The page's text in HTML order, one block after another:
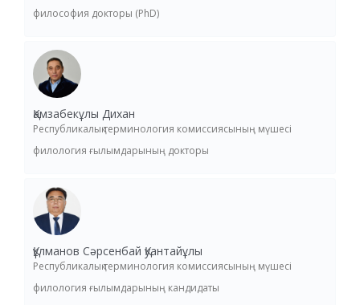
философия докторы (PhD)
Қамзабекұлы Дихан
Республикалық терминология комиссиясының мүшесі
филология ғылымдарының докторы
Құлманов Сәрсенбай Қуантайұлы
Республикалық терминология комиссиясының мүшесі
филология ғылымдарының кандидаты